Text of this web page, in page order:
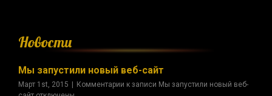
Новости
Мы запустили новый веб-сайт
Март 1st, 2015 Комментарии к записи Мы запустили новый веб-